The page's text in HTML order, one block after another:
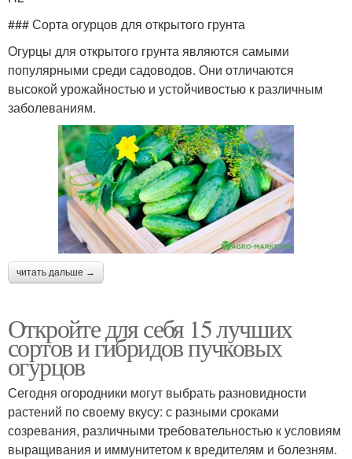
### Сорта огурцов для открытого грунта
Огурцы для открытого грунта являются самыми
популярными среди садоводов. Они отличаются
высокой урожайностью и устойчивостью к различным
заболеваниям.
читать дальше →
Откройте для себя 15 лучших
сортов и гибридов пучковых
огурцов
Сегодня огородники могут выбрать разновидности
растений по своему вкусу: с разными сроками
созревания, различными требовательностью к условиям
выращивания и иммунитетом к вредителям и болезням.